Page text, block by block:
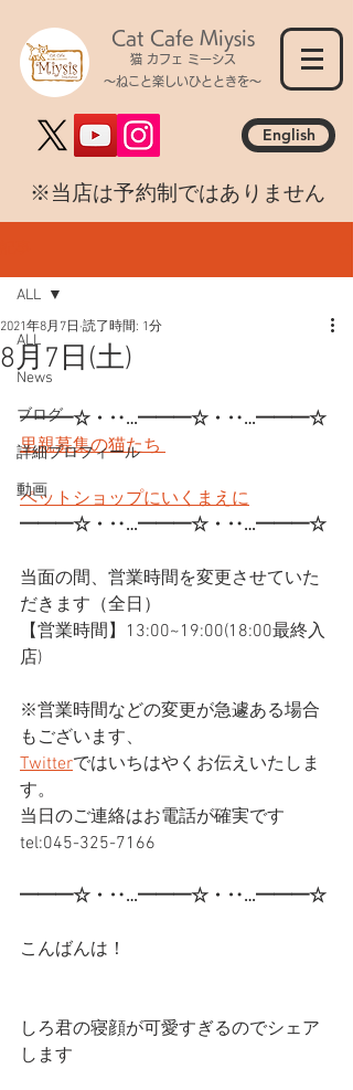
Cat Cafe Miysis
猫 カフェ ミーシス
～ねこと楽しいひとときを～
English
​※当店は予約制ではありません
ALL
News
ブログ
詳細プロフィール
動画
ALL
8月7日(土)
2021年8月7日 読了時間: 1分
━━━☆・‥…━━━☆・‥…━━━☆
里親募集の猫たち
ペットショップにいくまえに
━━━☆・‥…━━━☆・‥…━━━☆
当面の間、営業時間を変更させていた
だきます（全日）
【営業時間】13:00~19:00(18:00最終入
店)
※営業時間などの変更が急遽ある場合
もございます、
Twitterではいちはやくお伝えいたしま
す。
当日のご連絡はお電話が確実です
tel:045-325-7166
━━━☆・‥…━━━☆・‥…━━━☆
こんばんは！
しろ君の寝顔が可愛すぎるのでシェア
します